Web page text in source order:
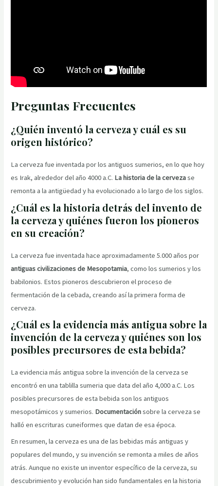
Preguntas Frecuentes
¿Quién inventó la cerveza y cuál es su
origen histórico?
La cerveza fue inventada por los antiguos sumerios, en lo que hoy
es Irak, alrededor del año 4000 a.C. La historia de la cervezase
remonta a la antigüedad y ha evolucionado a lo largo de los siglos.
¿Cuál es la historia detrás del invento de
la cerveza y quiénes fueron los pioneros
en su creación?
La cerveza fue inventada hace aproximadamente 5.000 años por
antiguas civilizaciones de Mesopotamia, como los sumerios y los
babilonios. Estos pioneros descubrieron el proceso de
fermentación de la cebada, creando así la primera forma de
cerveza.
¿Cuál es la evidencia más antigua sobre la
invención de la cerveza y quiénes son los
posibles precursores de esta bebida?
La evidencia más antigua sobre la invención de la cerveza se
encontró en una tablilla sumeria que data del año 4,000 a.C. Los
posibles precursores de esta bebida son los antiguos
mesopotámicos y sumerios. Documentaciónsobre la cerveza se
halló en escrituras cuneiformes que datan de esa época.
En resumen, la cerveza es una de las bebidas más antiguas y
populares del mundo, y su invención se remonta a miles de años
atrás. Aunque no existe un inventor específico de la cerveza, su
descubrimiento y evolución han sido fundamentales en la historia